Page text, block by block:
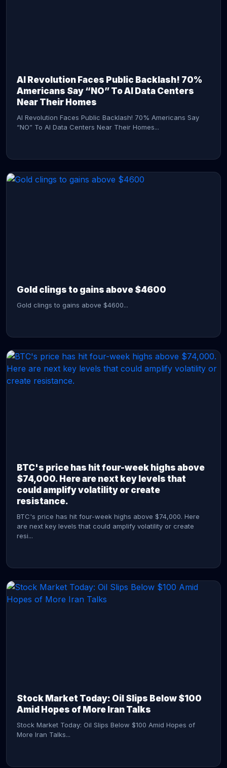
AI Revolution Faces Public Backlash! 70%
Americans Say “NO” To AI Data Centers
Near Their Homes
AI Revolution Faces Public Backlash! 70% Americans Say
“NO” To AI Data Centers Near Their Homes...
Gold clings to gains above $4600
Gold clings to gains above $4600...
BTC's price has hit four-week highs above
$74,000. Here are next key levels that
could amplify volatility or create
resistance.
BTC's price has hit four-week highs above $74,000. Here
are next key levels that could amplify volatility or create
resi...
Stock Market Today: Oil Slips Below $100
Amid Hopes of More Iran Talks
Stock Market Today: Oil Slips Below $100 Amid Hopes of
More Iran Talks...